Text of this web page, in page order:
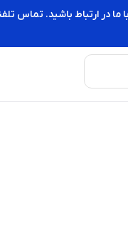
ما در ارتباط باشید. تماس